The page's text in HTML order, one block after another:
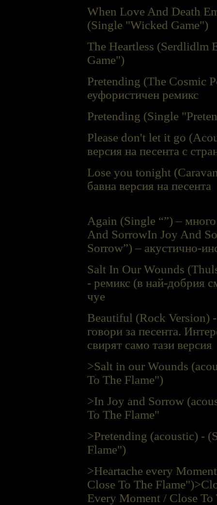
When Love And Death
(Single "Wicked Game")
The Heartless (Serdlidlm
Game")
Pretending (The Cosmic
еуфористичен ремикс
Pretending (Single
Please don't let it go
версия на песента с
Lose you tonight
бавна версия на песента
Again (Single “”) –
And SorrowIn Joy And
Sorrow”) – акустично-
Salt In Our Wounds
- ремикс (в най-добрия
чуе
Beautiful (Rock Version)
говори за песента.
свирят само тази версия
>Salt in our Wounds
To The Flame")
>In Joy and Sorrow
To The Flame"
>Pretending (acoustic) -
Flame")
>Heartache every
Close To The Flame")
Every Moment / Close To